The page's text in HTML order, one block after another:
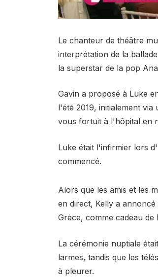
Le chanteur de théâtre
interprétation de la
la superstar de la pop
Gavin a proposé à Luke
l'été 2019, initialement
vous fortuit à l'hôpital en
Luke était l'infirmier lors
commencé.
Alors que les amis et les
en direct, Kelly a
Grèce, comme cadeau de
La cérémonie nuptiale
larmes, tandis que les
à pleurer.